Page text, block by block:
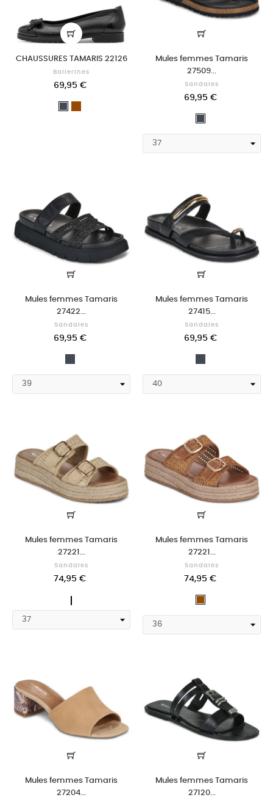
CHAUSSURES TAMARIS 22126
Ballerines
69,95 €
Mules femmes Tamaris
27509...
Sandales
69,95 €
Mules femmes Tamaris
27422...
Sandales
69,95 €
Mules femmes Tamaris
27415...
Sandales
69,95 €
Mules femmes Tamaris
27221...
Sandales
74,95 €
Mules femmes Tamaris
27221...
Sandales
74,95 €
Mules femmes Tamaris
27204...
Mules femmes Tamaris
27120...